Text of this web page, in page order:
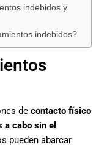
indebidos y
indebidos?
de contacto físico
a cabo sin el
pueden abarcar